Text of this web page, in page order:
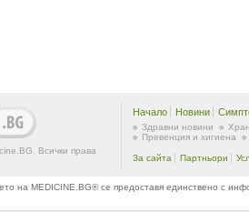
Всички права
Начало Новини
Здравни новини
Превенция и хигиена
За сайта Партньори
на MEDICINE.BG® се предоставя единствено с